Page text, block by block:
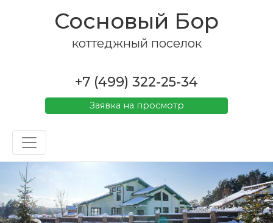
Сосновый Бор
коттеджный поселок
+7 (499) 322-25-34
Заявка на просмотр